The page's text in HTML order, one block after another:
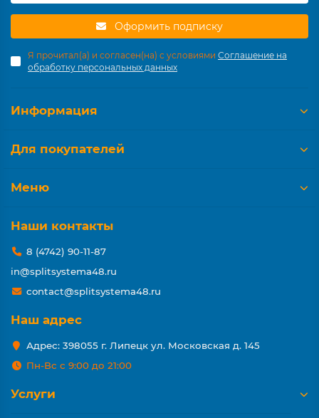
Оформить подписку
Я прочитал(а) и согласен(на) с условиями Соглашение на
обработку персональных данных
Информация
Для покупателей
Меню
Наши контакты
8 (4742) 90-11-87
in@splitsystema48.ru
contact@splitsystema48.ru
Наш адрес
Адрес: 398055 г. Липецк ул. Московская д. 145
Пн-Вс с 9:00 до 21:00
Услуги